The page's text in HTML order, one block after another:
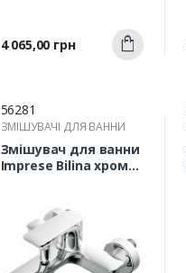
Швидкий
перегляд
Ціна
4 065,00 грн Купити
56281
ЗМІШУВАЧІ ДЛЯ ВАННИ
Змішувач для ванни
Imprese Bilina хром